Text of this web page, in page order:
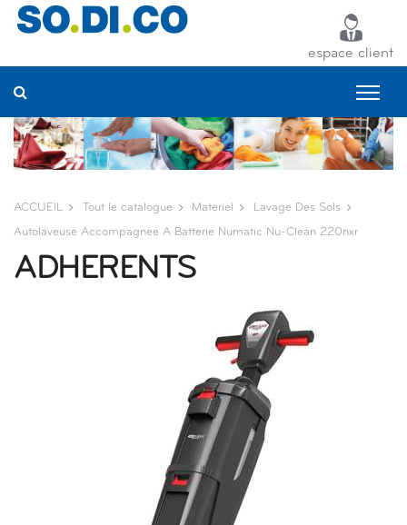
espace client
ACCUEIL Tout le catalogue Materiel Lavage Des Sols
Autolaveuse Accompagnee A Batterie Numatic Nu-Clean 220nxr
ADHERENTS
Panneau de gestion des cookies